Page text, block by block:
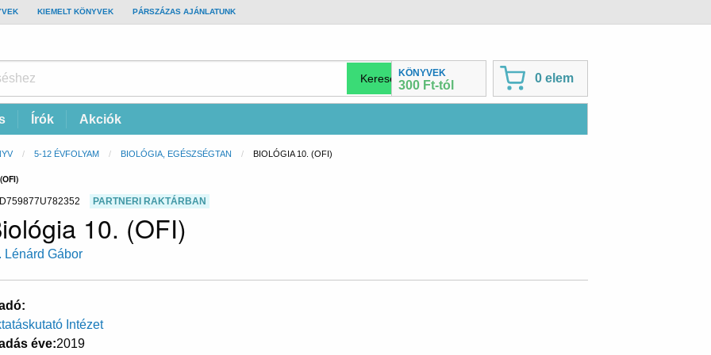
KIEMELT KÖNYVEK PÁRSZÁZAS AJÁNLATUNK
KÖNYVEK
300 Ft-tól
0 elem
Írók Akciók
5-12 ÉVFOLYAM BIOLÓGIA, EGÉSZSÉGTAN CURRENT:
BIOLÓGIA 10. (OFI)
PARTNERI RAKTÁRBAN
10. (OFI)
Lénárd Gábor
Intézet
éve 2019